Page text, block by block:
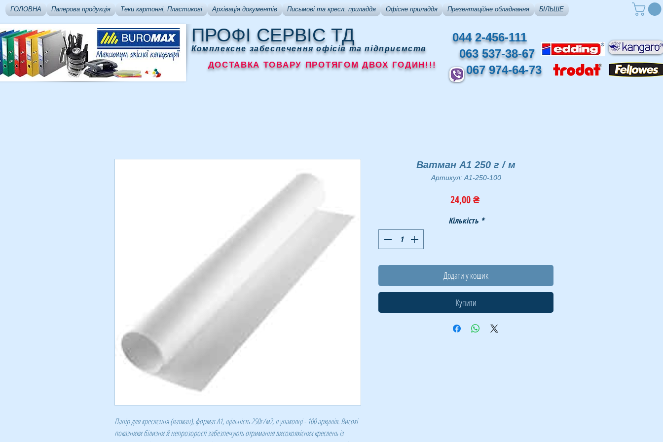
ГОЛОВНА Паперова продукція Теки картонні, Пластикові Архівація документів Письмові та кресл. приладдя Офісне приладдя Презентаційне обладнання БІЛЬШЕ
ПРОФІ СЕРВІС ТД
Комплексне забеспечення офісів та підприємств
ДОСТАВКА ТОВАРУ ПРОТЯГОМ ДВОХ ГОДИН!!!
044 2-456-111
063 537-38-67
067 974-64-73
Папір для креслення (ватман), формат А1, щільність 250г/м2, в упаковці - 100 аркушів. Високі
показники білизни й непрозорості забезпечують отримання високоякісних креслень із
Ватман А1 250 г / м
Артикул: A1-250-100
24,00 ₴Ціна
Кількість *
Додати у кошик
Купити